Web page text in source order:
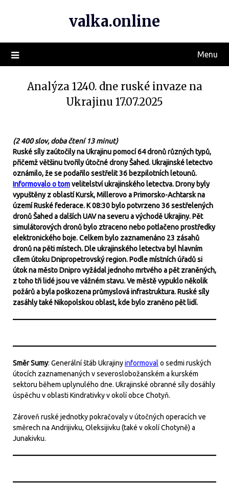
valka.online
Menu
Analýza 1240. dne ruské invaze na
Ukrajinu 17.07.2025
(2 400 slov, doba čtení 13 minut)
Ruské síly zaútočily na Ukrajinu pomocí 64 dronů různých typů,
přičemž většinu tvořily útočné drony Šahed. Ukrajinské letectvo
oznámilo, že se podařilo sestřelit 36 bezpilotních letounů.
Informovalo o tomvelitelství ukrajinského letectva. Drony byly
vypuštěny z oblastí Kursk, Millerovo a Primorsko-Achtarsk na
území Ruské federace. K 08:30 bylo potvrzeno 36 sestřelených
dronů Šahed a dalších UAV na severu a východě Ukrajiny. Pět
simulátorových dronů bylo ztraceno nebo potlačeno prostředky
elektronického boje. Celkem bylo zaznamenáno 23 zásahů
dronů na pěti místech. Dle ukrajinského letectva byl hlavním
cílem útoku Dnipropetrovský region. Podle místních úřadů si
útok na město Dnipro vyžádal jednoho mrtvého a pět zraněných,
z toho tři lidé jsou ve vážném stavu. Ve městě vypuklo několik
požárů a byla poškozena průmyslová infrastruktura. Ruské síly
zasáhly také Nikopolskou oblast, kde bylo zraněno pět lidí.
Směr Sumy: Generální štáb Ukrajinyinformoval o sedmi ruských
útocích zaznamenaných v severoslobožanském a kurském
sektoru během uplynulého dne. Ukrajinské obranné síly dosáhly
úspěchu v oblasti Kindrativky v okolí obce Chotyň.
Zároveň ruské jednotky pokračovaly v útočných operacích ve
směrech na Andrijivku, Oleksijivku (také v okolí Chotyně) a
Junakivku.